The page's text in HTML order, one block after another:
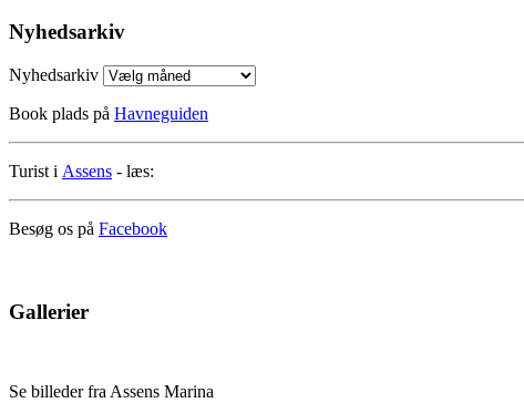
Nyhedsarkiv
Nyhedsarkiv
Book plads på Havneguiden
Turist i Assens - læs:
Besøg os på Facebook
Gallerier
Se billeder fra Assens Marina